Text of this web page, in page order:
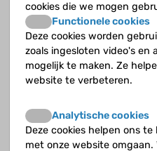
Als je coeliakie hebt is je dunne darm
afweerreactie van je afweersysteem.
lichaamsvreemde stoffen (indringers
ziek wordt.
Je kunt coeliakie ontwikkelen als je er
hoeft niet. Wie het wel of niet krijgt en
cookies die we mogen
Functionele cookies
Deze cookies worden
zoals ingesloten video's en
mogelijk te maken. Ze
website te verbeteren.
Analytische cookies
Deze cookies helpen ons
met onze website omgaan.